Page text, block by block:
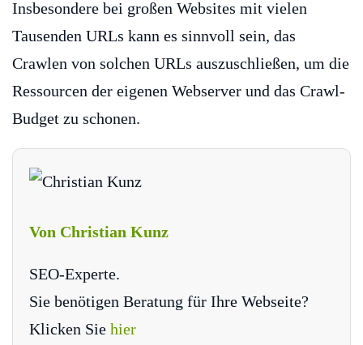
Insbesondere bei großen Websites mit vielen
Tausenden URLs kann es sinnvoll sein, das
Crawlen von solchen URLs auszuschließen, um die
Ressourcen der eigenen Webserver und das Crawl-
Budget zu schonen.
Von Christian Kunz
SEO-Experte.
Sie benötigen Beratung für Ihre Webseite?
Klicken Sie hier